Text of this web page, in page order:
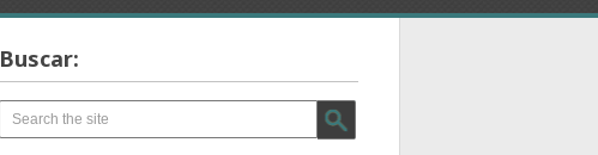
Buscar: